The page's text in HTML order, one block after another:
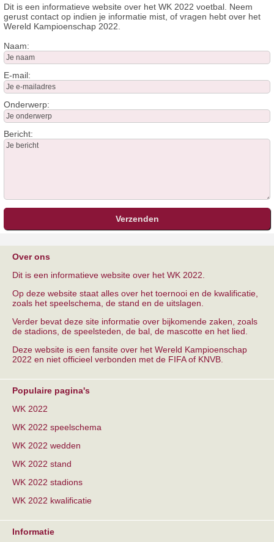
Dit is een informatieve website over het WK 2022 voetbal. Neem
gerust contact op indien je informatie mist, of vragen hebt over het
Wereld Kampioenschap 2022.
Naam:
E-mail:
Onderwerp:
Bericht:
Over ons
Dit is een informatieve website over het WK 2022.
Op deze website staat alles over het toernooi en de kwalificatie,
zoals het speelschema, de stand en de uitslagen.
Verder bevat deze site informatie over bijkomende zaken, zoals
de stadions, de speelsteden, de bal, de mascotte en het lied.
Deze website is een fansite over het Wereld Kampioenschap
2022 en niet officieel verbonden met de FIFA of KNVB.
Populaire pagina's
WK 2022
WK 2022 speelschema
WK 2022 wedden
WK 2022 stand
WK 2022 stadions
WK 2022 kwalificatie
Informatie